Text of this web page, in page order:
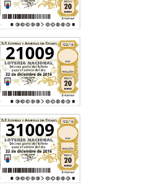
21009
31009